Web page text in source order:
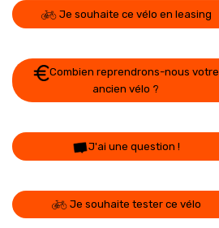
Je souhaite ce vélo en leasing
Combien reprendrons-nous votre
ancien vélo ?
J'ai une question !
Je souhaite tester ce vélo